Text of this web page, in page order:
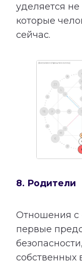
уделяется
которые
сейчас.
8. Родители
Отношения
первые
собственных